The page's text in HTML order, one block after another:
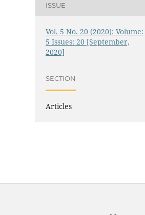
ISSUE
Vol. 5 No. 20 (2020): Volume:
5 Issues: 20 [September,
2020]
SECTION
Articles